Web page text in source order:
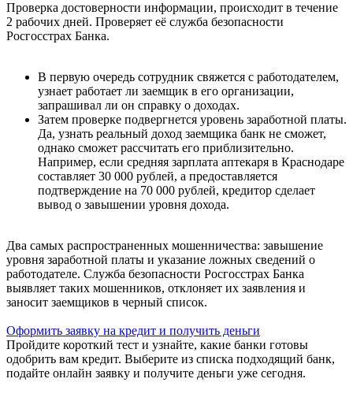
Проверка достоверности информации, происходит в течение
2 рабочих дней. Проверяет её служба безопасности
Росгосстрах Банка.
В первую очередь сотрудник свяжется с работодателем,
узнает работает ли заемщик в его организации,
запрашивал ли он справку о доходах.
Затем проверке подвергнется уровень заработной платы.
Да, узнать реальный доход заемщика банк не сможет,
однако сможет рассчитать его приблизительно.
Например, если средняя зарплата аптекаря в Краснодаре
составляет 30 000 рублей, а предоставляется
подтверждение на 70 000 рублей, кредитор сделает
вывод о завышении уровня дохода.
Два самых распространенных мошенничества: завышение
уровня заработной платы и указание ложных сведений о
работодателе. Служба безопасности Росгосстрах Банка
выявляет таких мошенников, отклоняет их заявления и
заносит заемщиков в черный список.
Оформить заявку на кредит и получить деньги
Пройдите короткий тест и узнайте, какие банки готовы
одобрить вам кредит. Выберите из списка подходящий банк,
подайте онлайн заявку и получите деньги уже сегодня.